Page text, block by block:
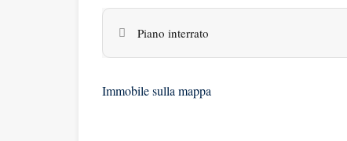
Piano interrato
Immobile sulla mappa